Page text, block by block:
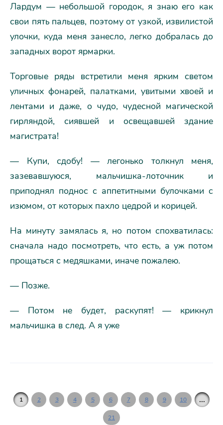
Лардум — небольшой городок, я знаю его как
свои пять пальцев, поэтому от узкой, извилистой
улочки, куда меня занесло, легко добралась до
западных ворот ярмарки.
Торговые ряды встретили меня ярким светом
уличных фонарей, палатками, увитыми хвоей и
лентами и даже, о чудо, чудесной магической
гирляндой, сиявшей и освещавшей здание
магистрата!
— Купи, сдобу! — легонько толкнул меня,
зазевавшуюся, мальчишка-лоточник и
приподнял поднос с аппетитными булочками с
изюмом, от которых пахло цедрой и корицей.
На минуту замялась я, но потом спохватилась:
сначала надо посмотреть, что есть, а уж потом
прощаться с медяшками, иначе пожалею.
— Позже.
— Потом не будет, раскупят! — крикнул
мальчишка в след. А я уже
1 2 3 4 5 6 7 8 9 10 ...
21